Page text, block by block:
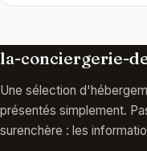
la-conciergerie-
Une sélection
présentés simplement.
surenchère : les